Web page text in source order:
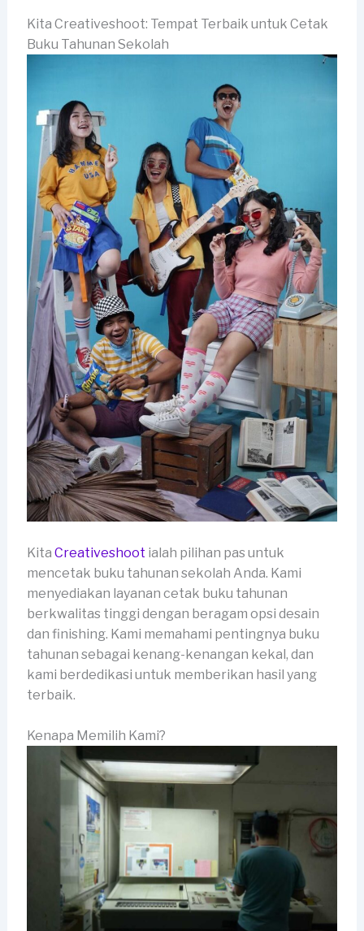
Kita Creativeshoot: Tempat Terbaik untuk Cetak
Buku Tahunan Sekolah
Kita Creativeshoot ialah pilihan pas untuk
mencetak buku tahunan sekolah Anda. Kami
menyediakan layanan cetak buku tahunan
berkwalitas tinggi dengan beragam opsi desain
dan finishing. Kami memahami pentingnya buku
tahunan sebagai kenang-kenangan kekal, dan
kami berdedikasi untuk memberikan hasil yang
terbaik.
Kenapa Memilih Kami?